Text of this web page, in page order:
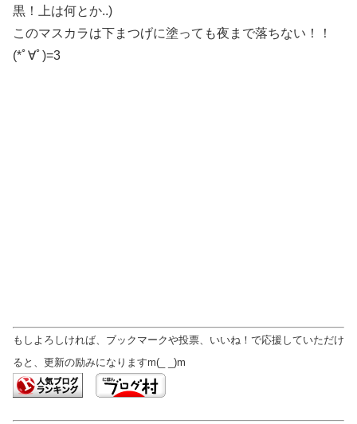
黒！上は何とか..)
このマスカラは下まつげに塗っても夜まで落ちない！！
(*ﾟ∀ﾟ)=3
もしよろしければ、ブックマークや投票、いいね！で応援していただけ
ると、更新の励みになりますm(_ _)m